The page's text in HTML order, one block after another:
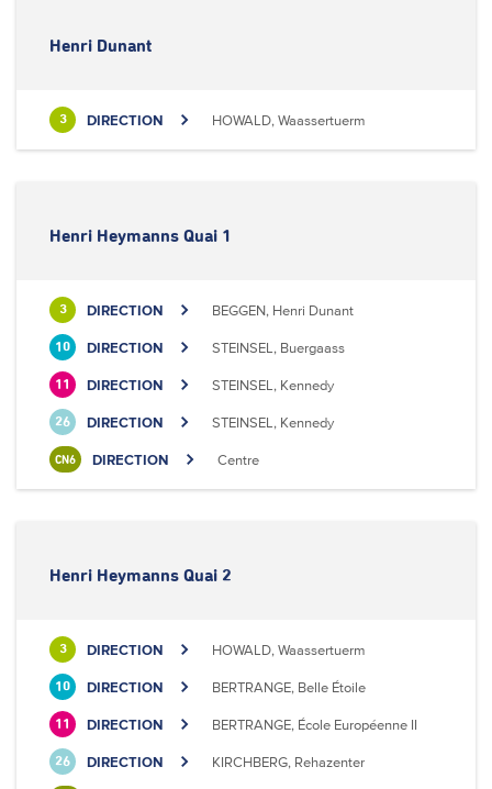
Henri Dunant
3 DIRECTION HOWALD, Waassertuerm
Henri Heymanns Quai 1
3 DIRECTION BEGGEN, Henri Dunant
10 DIRECTION STEINSEL, Buergaass
11 DIRECTION STEINSEL, Kennedy
26 DIRECTION STEINSEL, Kennedy
CN6 DIRECTION Centre
Henri Heymanns Quai 2
3 DIRECTION HOWALD, Waassertuerm
10 DIRECTION BERTRANGE, Belle Étoile
11 DIRECTION BERTRANGE, École Européenne II
26 DIRECTION KIRCHBERG, Rehazenter